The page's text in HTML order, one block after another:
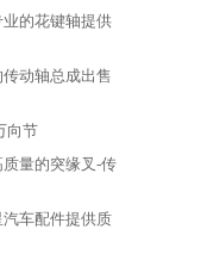
的花键轴提供
动轴总成出售
向节
量的突缘叉-传
车配件提供质